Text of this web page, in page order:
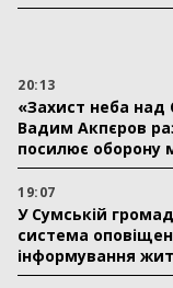
20:13
«Захист неба
Вадим Акпєров
посилює оборону
19:07
У Сумській
система
інформування